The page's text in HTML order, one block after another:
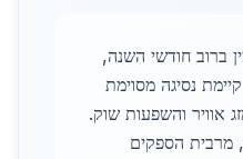
ברוב חודשי השנה,
נסיגה מסוימת
אוויר והשפעות שוק.
מרבית הספקים